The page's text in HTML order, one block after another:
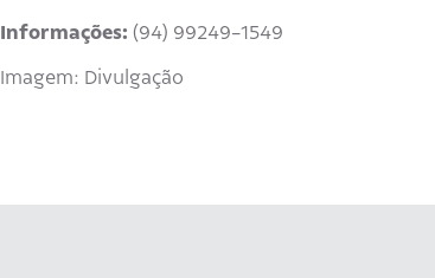
Informações: (94) 99249-1549
Imagem: Divulgação